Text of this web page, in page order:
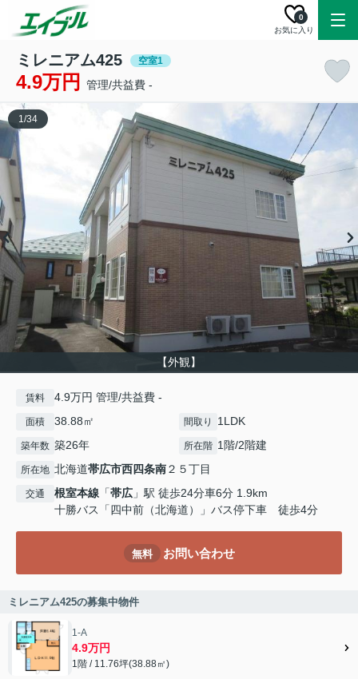
お気に入り
0
ミレニアム425 空室1
4.9万円 管理/共益費 -
【外観】
1/34
賃料 4.9万円 管理/共益費 -
面積 38.88㎡ 間取り 1LDK
築年数 築26年 所在階 1階/2階建
所在地 北海道帯広市西四条南２５丁目
交通 根室本線 「帯広 」駅 徒歩24分車6分 1.9km
十勝バス「四中前（北海道）」バス停下車 徒歩4分
無料 お問い合わせ
ミレニアム425の募集中物件
1-A
4.9万円
1階 / 11.76坪(38.88㎡)